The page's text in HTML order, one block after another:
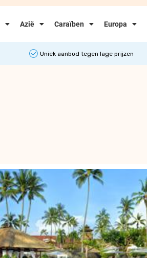
Azië Caraïben Europa
Uniek aanbod tegen lage prijzen